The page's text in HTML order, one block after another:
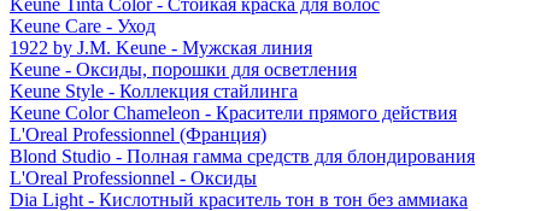
Keune Tinta Color - Стойкая краска для волос
Keune Care - Уход
1922 by J.M. Keune - Мужская линия
Keune - Оксиды, порошки для осветления
Keune Style - Коллекция стайлинга
Keune Color Chameleon - Красители прямого действия
L'Oreal Professionnel (Франция)
Blond Studio - Полная гамма средств для блондирования
L'Oreal Professionnel - Оксиды
Dia Light - Кислотный краситель тон в тон без аммиака